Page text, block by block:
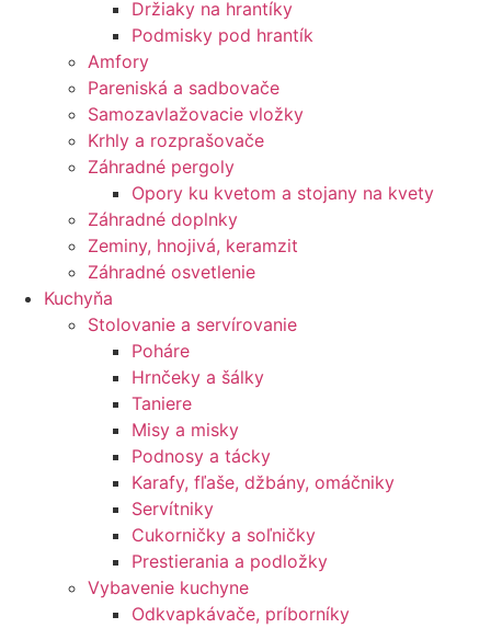
Držiaky na hrantíky
Podmisky pod hrantík
Amfory
Pareniská a sadbovače
Samozavlažovacie vložky
Krhly a rozprašovače
Záhradné pergoly
Opory ku kvetom a stojany na kvety
Záhradné doplnky
Zeminy, hnojivá, keramzit
Záhradné osvetlenie
Kuchyňa
Stolovanie a servírovanie
Poháre
Hrnčeky a šálky
Taniere
Misy a misky
Podnosy a tácky
Karafy, fľaše, džbány, omáčniky
Servítniky
Cukorničky a soľničky
Prestierania a podložky
Vybavenie kuchyne
Odkvapkávače, príborníky